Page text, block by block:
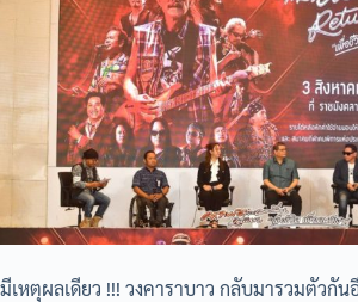
มีเหตุผลเดียว !!! วงคาราบาว กลับมารวมตัวกัน